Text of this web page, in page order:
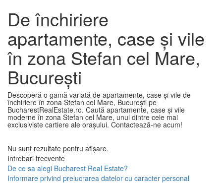
De închiriere
apartamente, case și vile
în zona Stefan cel Mare,
București
Descoperă o gamă variată de apartamente, case și vile de
închiriere în zona Stefan cel Mare, București pe
BucharestRealEstate.ro. Caută apartamente, case și vile
moderne în zona Stefan cel Mare, unul dintre cele mai
exclusiviste cartiere ale orașului. Contactează-ne acum!
Nu sunt rezultate pentru afişare.
Intrebari frecvente
De ce sa alegi Bucharest Real Estate?
Informare privind prelucrarea datelor cu caracter personal